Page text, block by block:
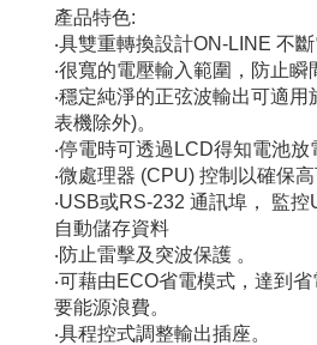
產品特色:
‧具雙重轉換設計ON-LINE 不斷
‧很寬的電壓輸入範圍，防止瞬
‧穩定純淨的正弦波輸出可適用
表機除外)。
‧停電時可透過 LCD得知電池放
‧微處理器 (CPU) 控制以確保高
‧USB或RS-232 通訊埠， 監控
自動儲存資料
‧防止雷擊及突波保護 。
‧可藉由ECO省電模式，達到
要能源浪費。
‧具程控式調整輸出插座。